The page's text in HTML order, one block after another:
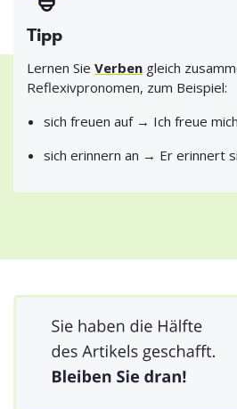
Tipp
Lernen Sie Verben gleich
Reflexivpronomen, zum Beispiel:
sich freuen auf → Ich freue
sich erinnern an → Er erinnert